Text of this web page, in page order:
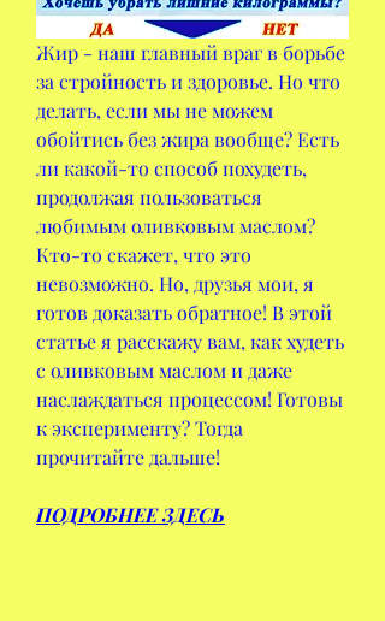
Жир - наш главный враг в борьбе
за стройность и здоровье. Но что
делать, если мы не можем
обойтись без жира вообще? Есть
ли какой-то способ похудеть,
продолжая пользоваться
любимым оливковым маслом?
Кто-то скажет, что это
невозможно. Но, друзья мои, я
готов доказать обратное! В этой
статье я расскажу вам, как худеть
с оливковым маслом и даже
наслаждаться процессом! Готовы
к эксперименту? Тогда
прочитайте дальше!
ПОДРОБНЕЕ ЗДЕСЬ